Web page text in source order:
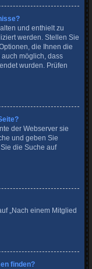
und enthielt zu
werden. Stellen Sie
die Ihnen die
möglich, dass
wurden. Prüfen
der Webserver sie
und geben Sie
die Suche auf
„Nach einem Mitglied
finden?